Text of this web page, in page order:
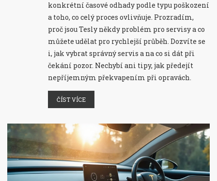
konkrétní časové odhady podle typu poškození
a toho, co celý proces ovlivňuje. Prozradím,
proč jsou Tesly někdy problém pro servisy a co
můžete udělat pro rychlejší průběh. Dozvíte se
i, jak vybrat správný servis a na co si dát při
čekání pozor. Nechybí ani tipy, jak předejít
nepříjemným překvapením při opravách.
ČÍST VÍCE